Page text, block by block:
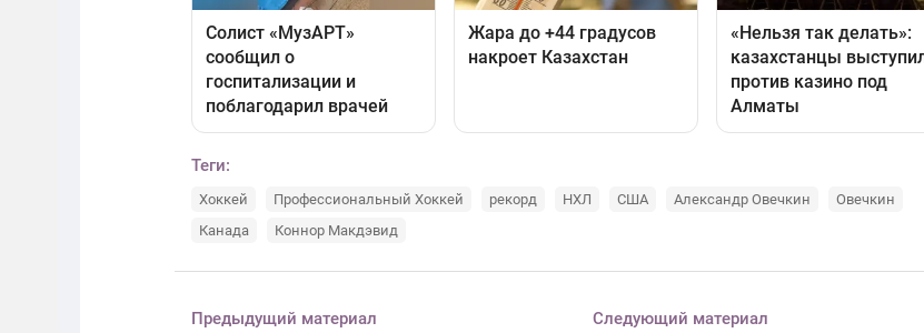
Теги:
Хоккей Профессиональный Хоккей рекорд НХЛ США Александр Овечкин
Овечкин
Канада
Коннор Макдэвид
Предыдущий материал
Следующий материал